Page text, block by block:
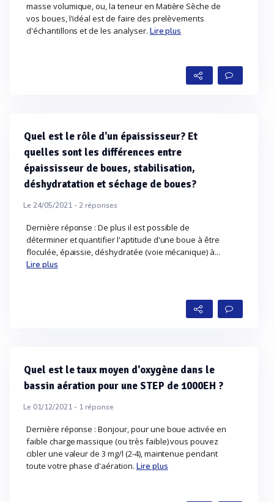
masse volumique, ou, la teneur en Matière Sèche de
vos boues, l'idéal est de faire des prelèvements
d'échantillons et de les analyser. Lire plus
Quel est le rôle d'un épaississeur? Et
quelles sont les différences entre
épaississeur de boues, stabilisation,
déshydratation et séchage de boues?
Le 24/05/2021 -2réponses
Dernière réponse : De plus il est possible de
déterminer et quantifier l'aptitude d'une boue à être
floculée, épaissie, déshydratée (voie mécanique) à...
Lire plus
Quel est le taux moyen d'oxygène dans le
bassin aération pour une STEP de 1000EH ?
Le 01/12/2021 - 1réponse
Dernière réponse : Bonjour, pour une boue activée en
faible charge massique (ou très faible) vous pouvez
cibler une valeur de 3 mg/l (2-4), maintenue pendant
toute votre phase d'aération. Lire plus